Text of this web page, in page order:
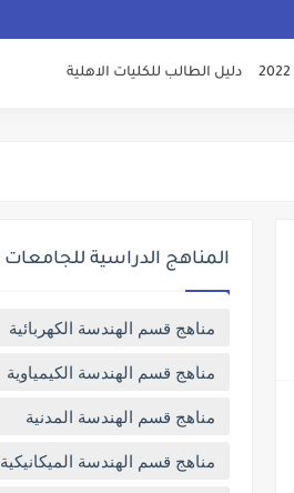
دليل الطالب للكليات الاهلية
المناهج الدراسية للجامعات
مناهج قسم الهندسة الكهربائية
مناهج قسم الهندسة الكيمياوية
مناهج قسم الهندسة المدنية
مناهج قسم الهندسة الميكانيكية